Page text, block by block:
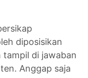
diposisikan
tampil di jawaban
Anggap saja